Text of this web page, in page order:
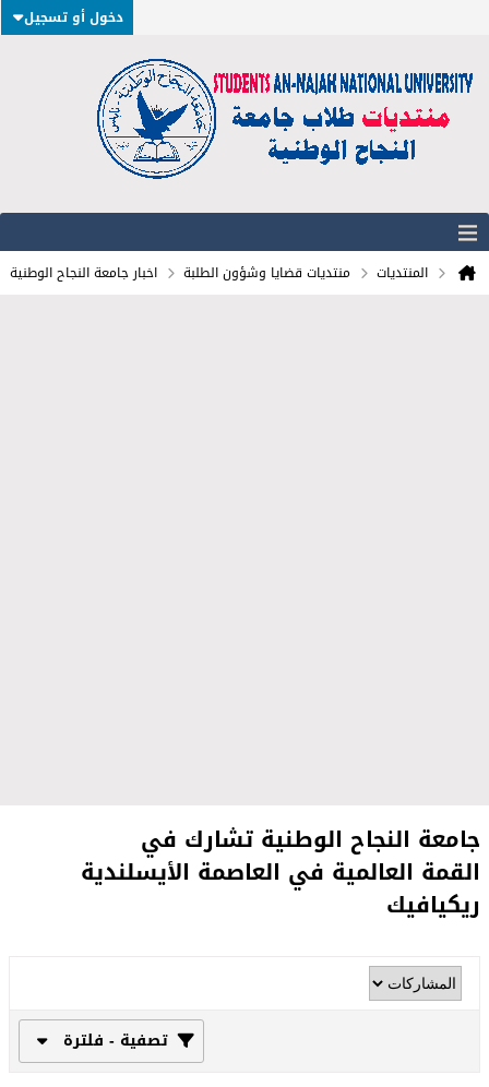
دخول أو تسجيل
المنتديات منتديات قضايا وشؤون الطلبة اخبار جامعة النجاح الوطنية
جامعة النجاح الوطنية تشارك في
القمة العالمية في العاصمة الأيسلندية
ريكيافيك
تصفية - فلترة